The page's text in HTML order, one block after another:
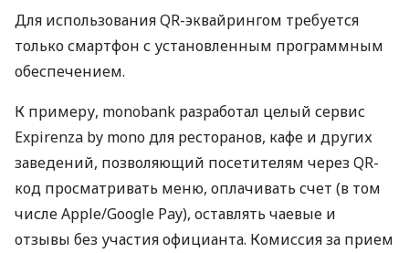
Для использования QR-эквайрингом требуется
только смартфон с установленным программным
обеспечением.
К примеру, monobank разработал целый сервис
Expirenza by mono для ресторанов, кафе и других
заведений, позволяющий посетителям через QR-
код просматривать меню, оплачивать счет (в том
числе Apple/Google Pay), оставлять чаевые и
отзывы без участия официанта. Комиссия за прием